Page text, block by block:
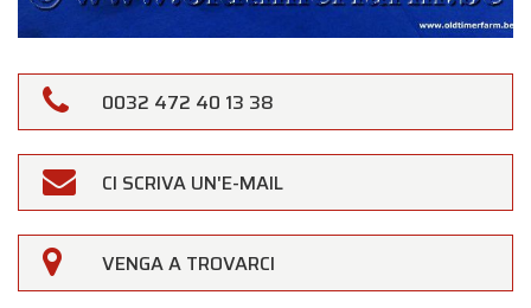
0032 472 40 13 38
CI SCRIVA UN'E-MAIL
VENGA A TROVARCI
Oldtimerfarm